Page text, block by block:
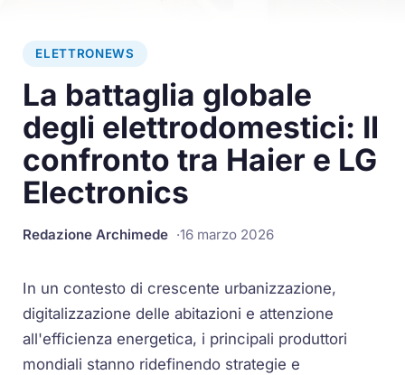
ELETTRONEWS
La battaglia globale
degli elettrodomestici: Il
confronto tra Haier e LG
Electronics
Redazione Archimede 16 marzo 2026
In un contesto di crescente urbanizzazione,
digitalizzazione delle abitazioni e attenzione
all'efficienza energetica, i principali produttori
mondiali stanno ridefinendo strategie e